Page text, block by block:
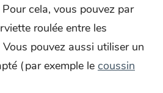
cela, vous pouvez par
roulée entre les
pouvez aussi utiliser un
(par exemple le coussin